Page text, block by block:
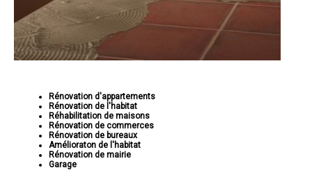
Rénovation d'appartements
Rénovation de l'habitat
Réhabilitation de maisons
Rénovation de commerces
Rénovation de bureaux
Amélioraton de l'habitat
Rénovation de mairie
Garage